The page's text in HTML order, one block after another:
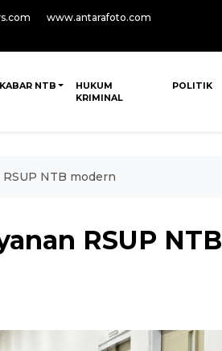
www.antarafoto.com
KABAR NTB
HUKUM
KRIMINAL
POLITIK
NTB modern
RSUP NTB